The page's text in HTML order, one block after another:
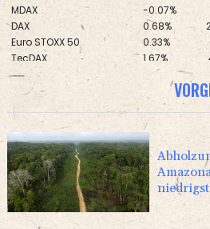
DAX
0.68%
Euro STOXX 50
0.33%
TecDAX
1.67%
Goldpreis
2.28%
SDAX
0.51%
Stand